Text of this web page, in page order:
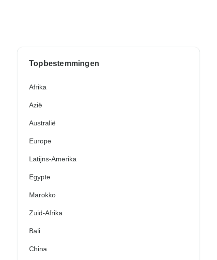
Topbestemmingen
Afrika
Azië
Australië
Europe
Latijns-Amerika
Egypte
Marokko
Zuid-Afrika
Bali
China